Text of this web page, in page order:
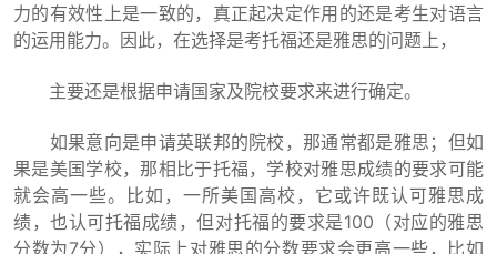
力的有效性上是一致的，真正起决定作用的还是考生对语言
的运用能力。因此，在选择是考托福还是雅思的问题上，
主要还是根据申请国家及院校要求来进行确定。
如果意向是申请英联邦的院校，那通常都是雅思；但如
果是美国学校，那相比于托福，学校对雅思成绩的要求可能
就会高一些。比如，一所美国高校，它或许既认可雅思成
绩，也认可托福成绩，但对托福的要求是100（对应的雅思
分数为7分），实际上对雅思的分数要求会更高一些，比如